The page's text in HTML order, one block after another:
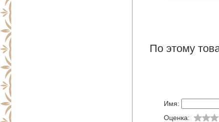
По этому
Имя:
Оценка: